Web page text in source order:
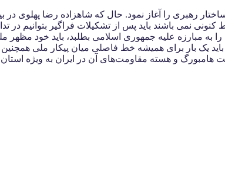
رهبری را آغاز نمود. حال که شاهزاده رضا پهلوی در
نمی باشند باید پس از تشکیلات فراگیر بتوانیم
به مبارزه علیه جمهوری اسلامی بطلبد، باید خود مظهر
باید یک بار برای همیشه خط فاصلی میان پیکار ملی
و هسته مقاومت‌های آن در ایران به ویژه